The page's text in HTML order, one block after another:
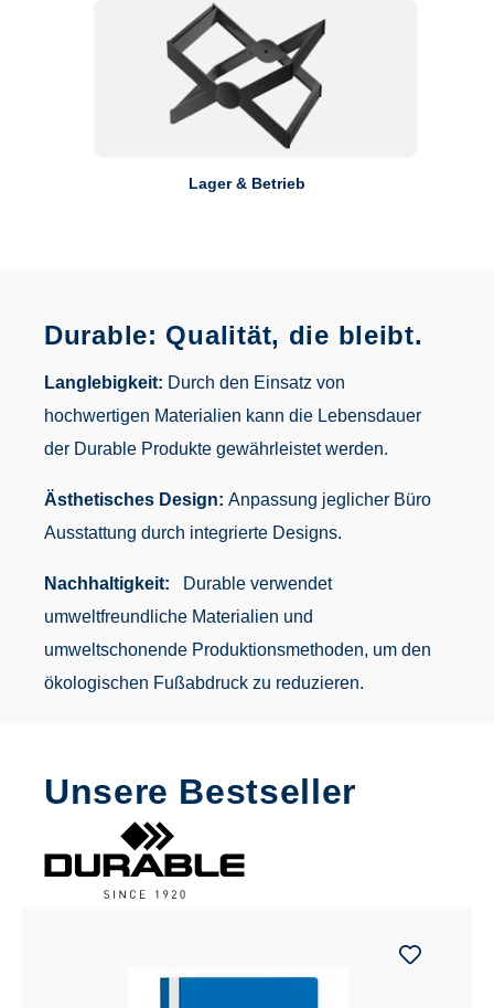
Lager & Betrieb
Durable: Qualität, die bleibt.
Langlebigkeit: Durch den Einsatz von
hochwertigen Materialien kann die Lebensdauer
der Durable Produkte gewährleistet werden.
Ästhetisches Design: Anpassung jeglicher Büro
Ausstattung durch integrierte Designs.
Nachhaltigkeit:
Durable verwendet
umweltfreundliche Materialien und
umweltschonende Produktionsmethoden, um den
ökologischen Fußabdruck zu reduzieren.
Unsere Bestseller